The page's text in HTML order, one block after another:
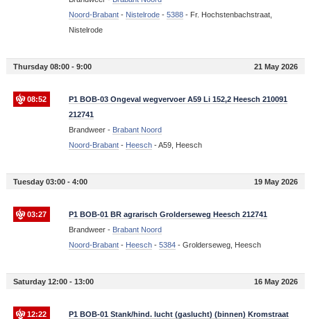
Noord-Brabant- Nistelrode- 5388- Fr. Hochstenbachstraat,
Nistelrode
Thursday 08:00 - 9:00 21 May 2026
08:52
P1 BOB-03 Ongeval wegvervoer A59 Li 152,2 Heesch 210091
212741
Brandweer - Brabant Noord
Noord-Brabant- Heesch-A59, Heesch
Tuesday 03:00 - 4:00 19 May 2026
03:27
P1 BOB-01 BR agrarisch Grolderseweg Heesch 212741
Brandweer - Brabant Noord
Noord-Brabant- Heesch- 5384- Grolderseweg, Heesch
Saturday 12:00 - 13:00 16 May 2026
12:22
P1 BOB-01 Stank/hind. lucht (gaslucht) (binnen) Kromstraat